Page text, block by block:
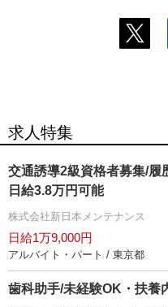
求人特集
交通誘導2級資格者募集/履
日給3.8万円可能
株式会社新日本メンテナンス
日給1万9,000円
アルバイト・パート / 東京都
歯科助手/未経験OK・扶養